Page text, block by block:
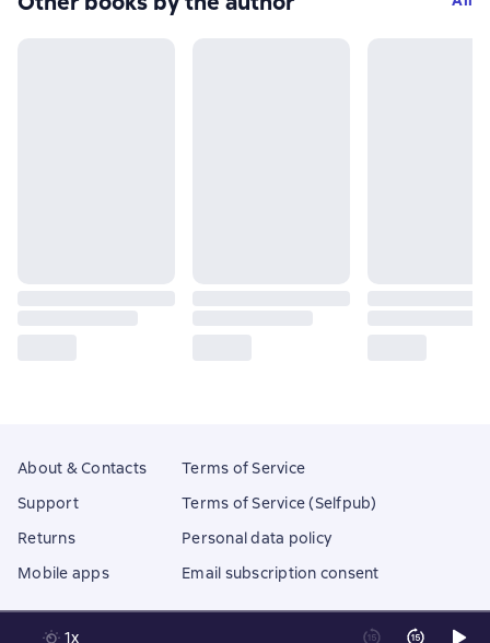
1x
About & Contacts
Support
Returns
Mobile apps
Terms of Service
Terms of Service (Selfpub)
Personal data policy
Email subscription consent